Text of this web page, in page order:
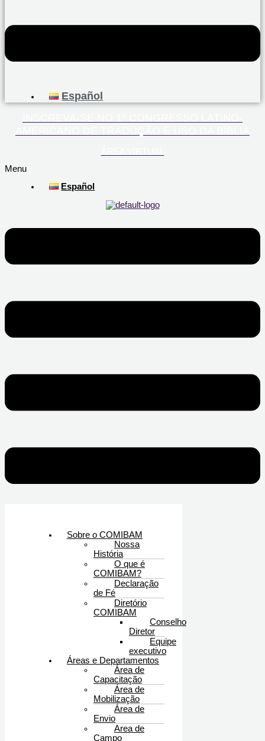
Español
Menu
Español
Sobre o COMIBAM
Nossa
História
O que é
COMIBAM?
Declaração
de Fé
Diretório
COMIBAM
Conselho
Diretor
Equipe
executivo
Áreas e Departamentos
Área de
Capacitação
Área de
Mobilização
Área de
Envio
Area de
Campo